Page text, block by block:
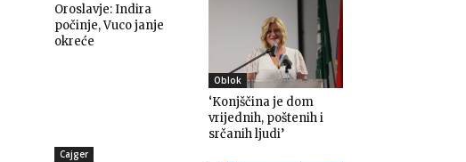
Oroslavje: Indira
počinje, Vuco janje
okreće
Oblok
‘Konjščina je dom
vrijednih, poštenih i
srčanih ljudi’
Cajger